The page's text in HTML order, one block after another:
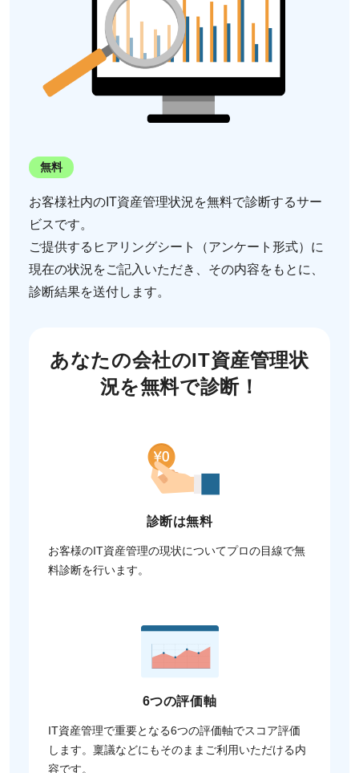
無料
お客様社内のIT資産管理状況を無料で診断するサー
ビスです。
ご提供するヒアリングシート（アンケート形式）に
現在の状況をご記入いただき、その内容をもとに、
診断結果を送付します。
あなたの会社のIT資産管理状
況を無料で診断！
診断は無料
お客様のIT資産管理の現状についてプロの目線で無
料診断を行います。
6つの評価軸
IT資産管理で重要となる6つの評価軸でスコア評価
します。稟議などにもそのままご利用いただける内
容です。